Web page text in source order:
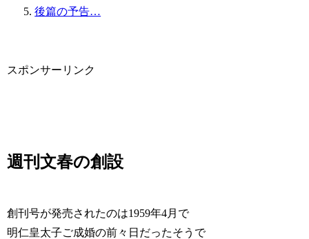
後篇の予告…
スポンサーリンク
週刊文春の創設
創刊号が発売されたのは1959年4月で
明仁皇太子ご成婚の前々日だったそうで